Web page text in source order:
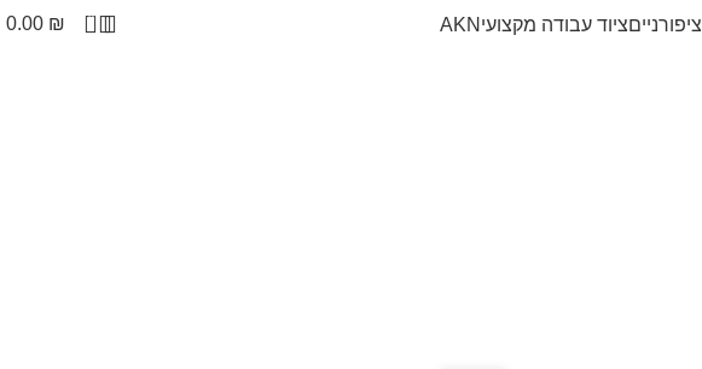
ציפורנייםציוד עבודה מקצועי AKN
0
0.00 ₪